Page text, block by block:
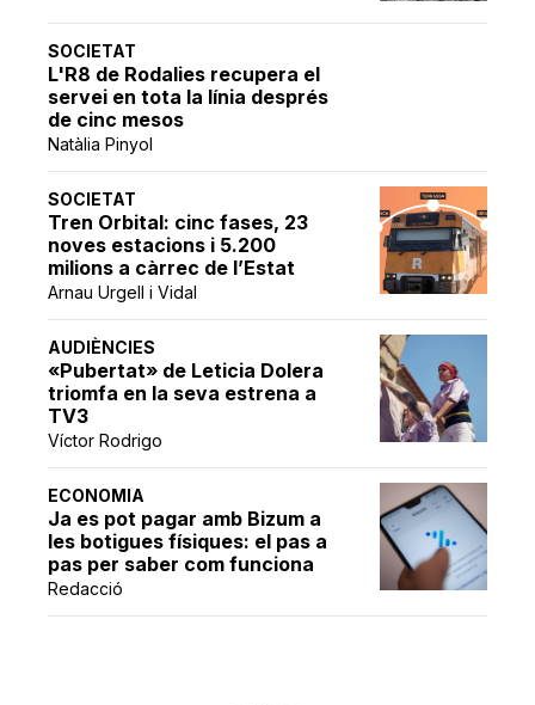
SOCIETAT
L'R8 de Rodalies recupera el
servei en tota la línia després
de cinc mesos
Natàlia Pinyol
SOCIETAT
Tren Orbital: cinc fases, 23
noves estacions i 5.200
milions a càrrec de l’Estat
Arnau Urgell i Vidal
AUDIÈNCIES
«Pubertat» de Leticia Dolera
triomfa en la seva estrena a
TV3
Víctor Rodrigo
ECONOMIA
Ja es pot pagar amb Bizum a
les botigues físiques: el pas a
pas per saber com funciona
Redacció